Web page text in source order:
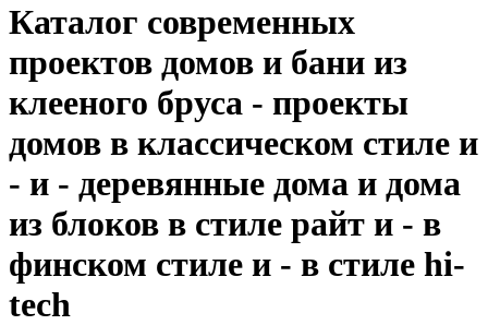
Каталог современных
проектов домов и бани из
клееного бруса - проекты
домов в классическом стиле и
- и - деревянные дома и дома
из блоков в стиле райт и - в
финском стиле и - в стиле hi-
tech